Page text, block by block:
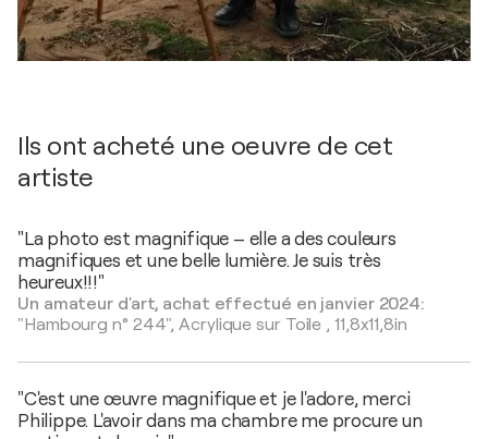
Ils ont acheté une oeuvre de cet
artiste
"La photo est magnifique – elle a des couleurs
magnifiques et une belle lumière. Je suis très
heureux!!!"
Un amateur d'art, achat effectué en janvier 2024:
"Hambourg n° 244",Acrylique sur Toile , 11,8x11,8in
"C'est une œuvre magnifique et je l'adore, merci
Philippe. L'avoir dans ma chambre me procure un